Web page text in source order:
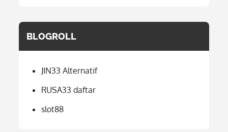
BLOGROLL
JIN33 Alternatif
RUSA33 daftar
slot88